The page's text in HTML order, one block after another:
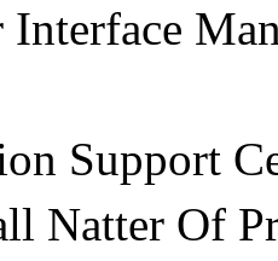
Support
Natter Of